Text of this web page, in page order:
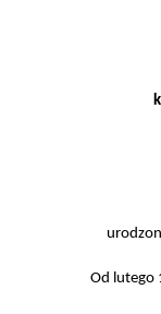
Od lutego